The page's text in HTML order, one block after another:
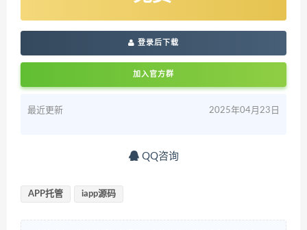
登录后下载
加入官方群
最近更新 2025年04月23日
QQ咨询
APP托管 iapp源码